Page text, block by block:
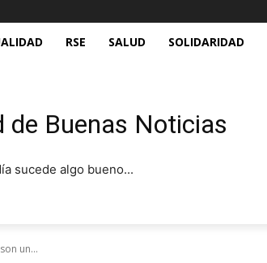
RSE SALUD SOLIDARIDAD
de Buenas Noticias
sucede algo bueno...
un...